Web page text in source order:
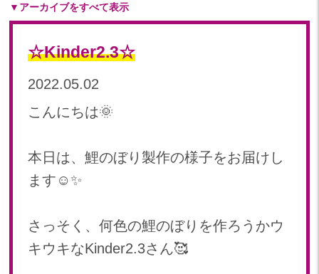
札幌保育園（北海道）
仙台八木山保育園（宮城県）
仙台富沢保育園（宮城県）
つくば西平塚保育園(茨城県)
札幌東雁来保育園(北海道)
▼アーカイブをすべて表示
2025年 03月(1)
2024年 09月(18)
2024年 07月(22)
2024年 06月(20)
2024年 04月(21)
2024年 03月(20)
☆Kinder2.3☆
2022.05.02
こんにちは🌞
本日は、鯉のぼり製作の様子をお届けし
ます☺️✨
さっそく、何色の鯉のぼりを作ろうかウ
キウキなKinder2.3さん🥰